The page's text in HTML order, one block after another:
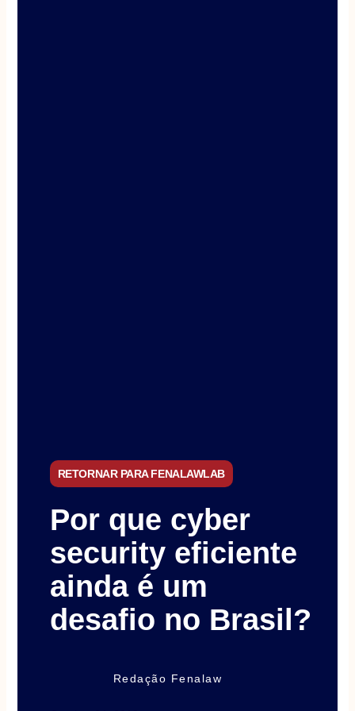
RETORNAR PARA FENALAWLAB
Por que cyber
security eficiente
ainda é um
desafio no Brasil?
Redação Fenalaw